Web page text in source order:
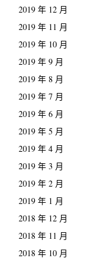
2019 年 12 月
2019 年 11 月
2019 年 10 月
2019 年 9 月
2019 年 8 月
2019 年 7 月
2019 年 6 月
2019 年 5 月
2019 年 4 月
2019 年 3 月
2019 年 2 月
2019 年 1 月
2018 年 12 月
2018 年 11 月
2018 年 10 月